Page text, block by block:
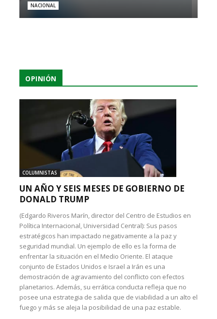
NACIONAL
OPINIÓN
COLUMNISTAS
UN AÑO Y SEIS MESES DE GOBIERNO DE
DONALD TRUMP
(Edgardo Riveros Marín, director del Centro de Estudios en
Política Internacional, Universidad Central): Sus pasos
estratégicos han impactado negativamente a la paz y
seguridad mundial. Un ejemplo de ello es la forma de
enfrentar la situación en el Medio Oriente. El ataque
conjunto de Estados Unidos e Israel a Irán es una
demostración de agravamiento del conflicto con efectos
planetarios. Además, su errática conducta refleja que no
posee una estrategia de salida que de viabilidad a un alto el
fuego y más se aleja la posibilidad de una paz estable.